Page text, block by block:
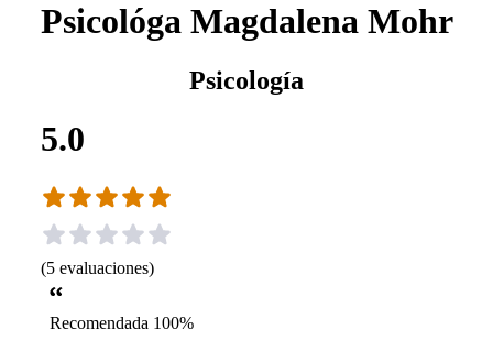
Psicológa Magdalena Mohr
Psicología
5.0
(5 evaluaciones)
Recomendada 100%